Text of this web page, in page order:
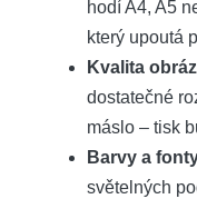
hodí A4, A5
který upoutá
Kvalita
dostatečné
máslo – tisk
Barvy a
světelných